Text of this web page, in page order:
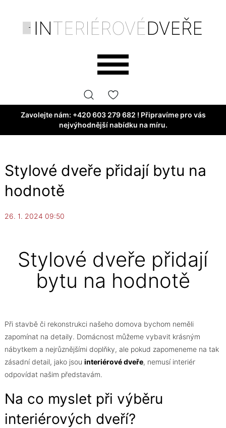
Zavolejte nám: +420 603 279 682 ! Připravíme pro vás
nejvýhodnější nabídku na míru.
Stylové dveře přidají bytu na
hodnotě
26. 1. 2024 09:50
Stylové dveře přidají
bytu na hodnotě
Při stavbě či rekonstrukci našeho domova bychom neměli
zapomínat na detaily. Domácnost můžeme vybavit krásným
nábytkem a nejrůznějšími doplňky, ale pokud zapomeneme na tak
zásadní detail, jako jsou interiérové dveře, nemusí interiér
odpovídat našim představám.
Na co myslet při výběru
interiérových dveří?